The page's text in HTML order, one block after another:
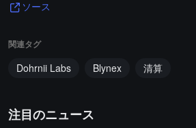
ソース
関連タグ
Dohrnii Labs Blynex 清算
注目のニュース